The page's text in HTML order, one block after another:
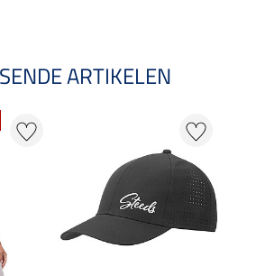
ARTIKELEN